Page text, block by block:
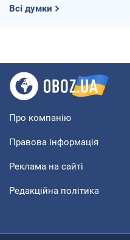
Всі думки
Про компанію
Правова інформація
Реклама на сайті
Редакційна політика